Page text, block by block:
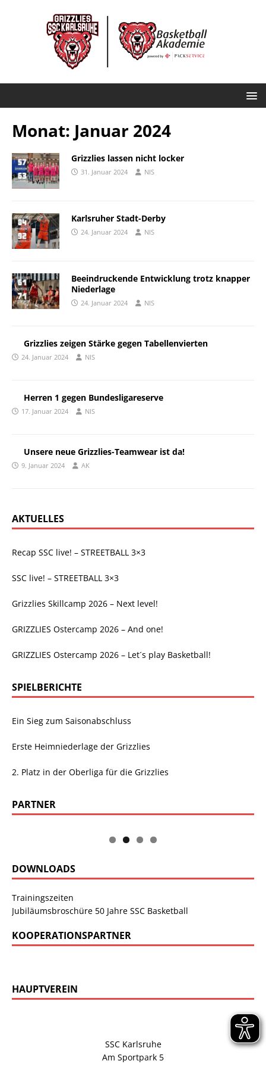
Monat: Januar 2024
Grizzlies lassen nicht locker
31. Januar 2024 NIS
Karlsruher Stadt-Derby
24. Januar 2024 NIS
Beeindruckende Entwicklung trotz knapper
Niederlage
24. Januar 2024 NIS
Grizzlies zeigen Stärke gegen Tabellenvierten
24. Januar 2024 NIS
Herren 1 gegen Bundesligareserve
17. Januar 2024 NIS
Unsere neue Grizzlies-Teamwear ist da!
9. Januar 2024 AK
AKTUELLES
Recap SSC live! – STREETBALL 3×3
SSC live! – STREETBALL 3×3
Grizzlies Skillcamp 2026 – Next level!
GRIZZLIES Ostercamp 2026 – And one!
GRIZZLIES Ostercamp 2026 – Let´s play Basketball!
SPIELBERICHTE
Ein Sieg zum Saisonabschluss
Erste Heimniederlage der Grizzlies
2. Platz in der Oberliga für die Grizzlies
PARTNER
DOWNLOADS
Trainingszeiten
Jubiläumsbroschüre 50 Jahre SSC Basketball
KOOPERATIONSPARTNER
HAUPTVEREIN
SSC Karlsruhe
Am Sportpark 5